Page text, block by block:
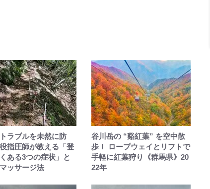
トラブルを未然に防
指圧師が教える「登
ある3つの症状」と
ッサージ法
谷川岳の “谿紅葉” を空中散
歩！ ロープウェイとリフトで
手軽に紅葉狩り《群馬県》20
22年